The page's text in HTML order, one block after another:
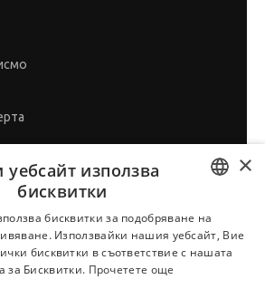
BULGARIAN
ENGLISH
×
уебсайт използва
бисквитки
бисквитки за подобряване на
Използвайки нашия уебсайт, Вие
бисквитки в съответствие с нашата
за Бисквитки. Прочетете още